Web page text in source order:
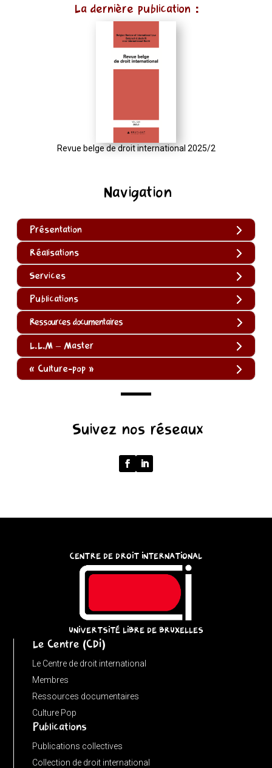
Navigation
Présentation
Réalisations
Services
Publications
Ressources documentaires
L.L.M – Master
« Culture-pop »
input
URL(input,
window.location.href);
Suivez nos réseaux
La dernière publication :
Revue belge de droit international 2025/2
CENTRE DE DROIT INTERNATIONAL
UNIVERTSITÉ LIBRE DE BRUXELLES
Le Centre (CDI)
Le Centre de droit international
Membres
Ressources documentaires
Culture Pop
Publications
Publications collectives
Collection de droit international